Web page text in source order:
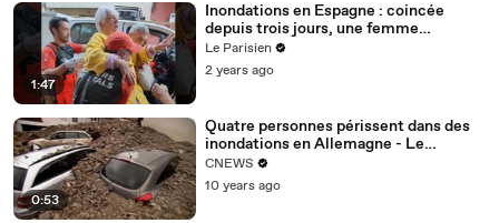
1:47
Inondations en Espagne : coincée
depuis trois jours, une femme
retrouvée vivante dans sa voiture
Le Parisien
2 years ago
0:53
Quatre personnes périssent dans des
inondations en Allemagne - Le
30/05/2016 à 17h00
CNEWS
10 years ago